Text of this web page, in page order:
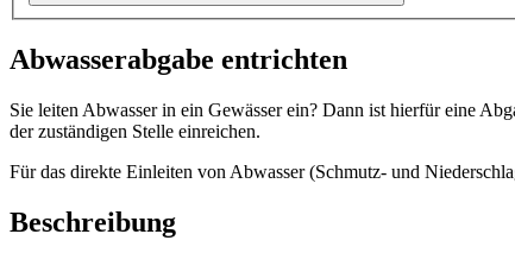
Abwasserabgabe entrichten
Sie leiten Abwasser in ein Gewässer ein? Dann ist hierfür eine
der zuständigen Stelle einreichen.
Für das direkte Einleiten von Abwasser (Schmutz- und
Beschreibung